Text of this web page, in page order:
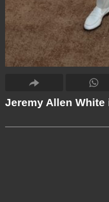
Jeremy Allen